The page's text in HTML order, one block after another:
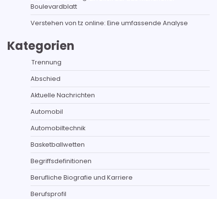
Boulevardblatt
Verstehen von tz online: Eine umfassende Analyse
Kategorien
Trennung
Abschied
Aktuelle Nachrichten
Automobil
Automobiltechnik
Basketballwetten
Begriffsdefinitionen
Berufliche Biografie und Karriere
Berufsprofil